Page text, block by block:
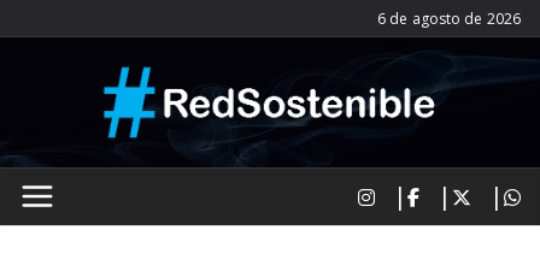
al
6 de agosto de 2026